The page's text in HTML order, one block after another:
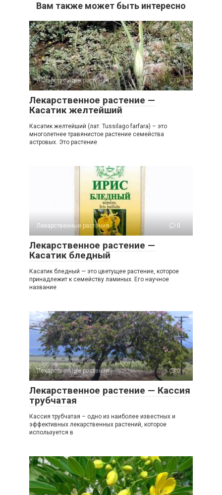
Вам также может быть интересно
Лекарственные растения 0
Лекарственное растение —
Касатик желтейший
Касатик желтейший (лат. Tussilago farfara) – это
многолетнее травянистое растение семейства
астровых. Это растение
Лекарственные растения 0
Лекарственное растение —
Касатик бледный
Касатик бледный — это цветущее растение, которое
принадлежит к семейству ламиных. Его научное
название
Лекарственные растения 0
Лекарственное растение — Кассия
трубчатая
Кассия трубчатая – одно из наиболее известных и
эффективных лекарственных растений, которое
используется в